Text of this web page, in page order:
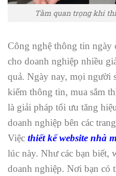
Tầm quan trọng khi
Công nghệ thông tin ngày
cho doanh nghiệp nhiều
quả. Ngày nay, mọi người
kiếm thông tin, mua sắm
là giải pháp tối ưu tăng
doanh nghiệp bên các
Việc thiết kế website nhà
lúc này. Như các bạn biết,
doanh nghiệp. Nơi bạn có